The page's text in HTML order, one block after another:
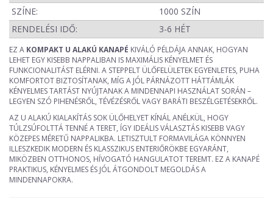
SZÍNE:
1000 SZÍN
RENDELÉSI IDŐ:
3-6 HÉT
EZ A KOMPAKT U ALAKÚ KANAPÉ KIVÁLÓ PÉLDÁJA ANNAK, HOGYAN
LEHET EGY KISEBB NAPPALIBAN IS MAXIMÁLIS KÉNYELMET ÉS
FUNKCIONALITÁST ELÉRNI. A STEPPELT ÜLŐFELÜLETEK EGYENLETES, PUHA
KOMFORTOT BIZTOSÍTANAK, MÍG A JÓL PÁRNÁZOTT HÁTTÁMLÁK
KÉNYELMES TARTÁST NYÚJTANAK A MINDENNAPI HASZNÁLAT SORÁN –
LEGYEN SZÓ PIHENÉSRŐL, TÉVÉZÉSRŐL VAGY BARÁTI BESZÉLGETÉSEKRŐL.
AZ U ALAKÚ KIALAKÍTÁS SOK ÜLŐHELYET KÍNÁL ANÉLKÜL, HOGY
TÚLZSÚFOLTTÁ TENNÉ A TERET, ÍGY IDEÁLIS VÁLASZTÁS KISEBB VAGY
KÖZEPES MÉRETŰ NAPPALIKBA. LETISZTULT FORMAVILÁGA KÖNNYEN
ILLESZKEDIK MODERN ÉS KLASSZIKUS ENTERIŐRÖKBE EGYARÁNT,
MIKÖZBEN OTTHONOS, HÍVOGATÓ HANGULATOT TEREMT. EZ A KANAPÉ
PRAKTIKUS, KÉNYELMES ÉS JÓL ÁTGONDOLT MEGOLDÁS A
MINDENNAPOKRA.